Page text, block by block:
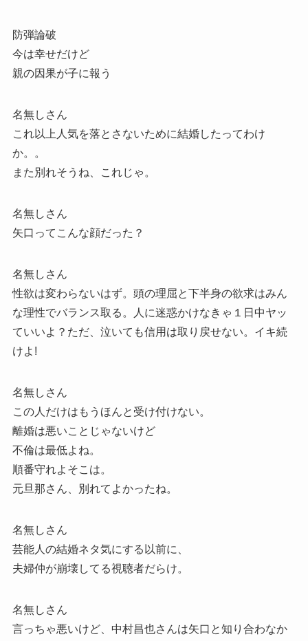
防弾論破
今は幸せだけど
親の因果が子に報う
名無しさん
これ以上人気を落とさないために結婚したってわけ
か。。
また別れそうね、これじゃ。
名無しさん
矢口ってこんな顔だった？
名無しさん
性欲は変わらないはず。頭の理屈と下半身の欲求はみん
な理性でバランス取る。人に迷惑かけなきゃ１日中ヤッ
ていいよ？ただ、泣いても信用は取り戻せない。イキ続
けよ!
名無しさん
この人だけはもうほんと受け付けない。
離婚は悪いことじゃないけど
不倫は最低よね。
順番守れよそこは。
元旦那さん、別れてよかったね。
名無しさん
芸能人の結婚ネタ気にする以前に、
夫婦仲が崩壊してる視聴者だらけ。
名無しさん
言っちゃ悪いけど、中村昌也さんは矢口と知り合わなか